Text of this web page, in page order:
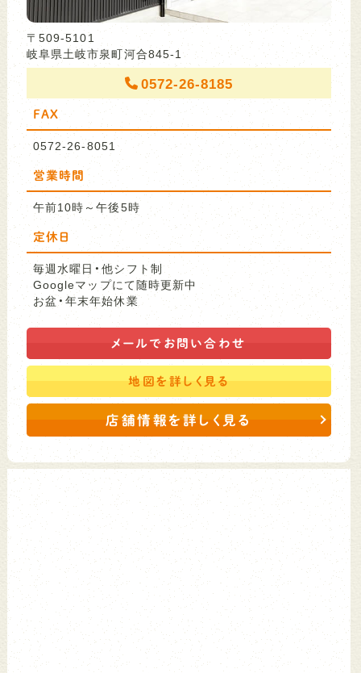
〒509-5101
岐阜県土岐市泉町河合845-1
0572-26-8185
FAX
0572-26-8051
営業時間
午前10時～午後5時
定休日
毎週水曜日・他シフト制
Googleマップにて随時更新中
お盆・年末年始休業
メールで お問い合わせ
地図を詳しく見る
店舗情報を詳しく見る